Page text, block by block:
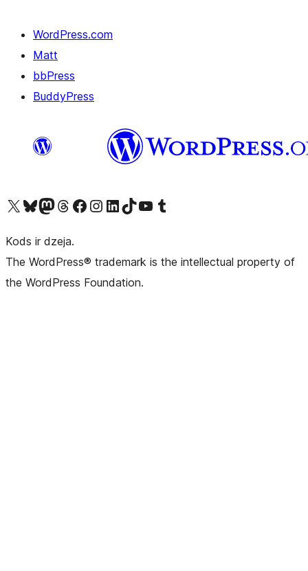
WordPress.com
Matt
bbPress
BuddyPress
Apmeklējiet mūsu X (agrāk Twitter) kontu
Apmeklējiet mūsu Bluesky kontu
Apmeklējiet mūsu Mastodon kontu
Apmeklējiet mūsu Threads kontu
Apmeklējiet mūsu Facebook lapuApmeklējiet mūsu Instagram kontu
Apmeklējiet mūsu LinkedIn kontu
Apmeklējiet mūsu TikTok kontu
Apmeklējiet mūsu YouTube kanālu
Apmeklējiet mūsu Tumblr kontu
Kods ir dzeja.
The WordPress® trademark is the intellectual property of
the WordPress Foundation.